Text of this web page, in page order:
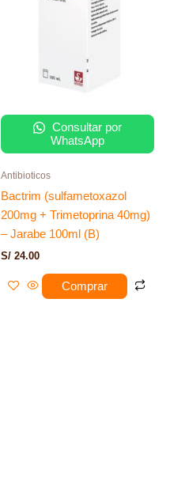
Consultar por
WhatsApp
Antibioticos
Bactrim (sulfametoxazol
200mg + Trimetoprina 40mg)
– Jarabe 100ml (B)
S/ 24.00
Comprar